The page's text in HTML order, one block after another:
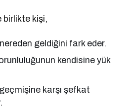
birlikte kişi,
geldiğini fark eder.
kendisine yük
karşı şefkat